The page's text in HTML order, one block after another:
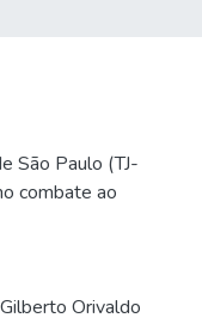
São Paulo (TJ-
combate ao
Gilberto Orivaldo